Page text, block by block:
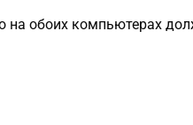
на обоих компьютерах